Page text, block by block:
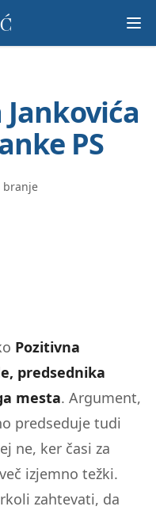
PS
branje
Pozitivna
predsednika
mesta. Argument,
predseduje tudi
ne, ker časi za
izjemno težki.
zahtevati, da